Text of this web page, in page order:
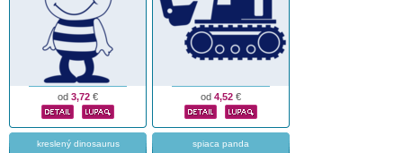
od 3,72 € od 4,52 €
kreslený dinosaurus spiaca panda